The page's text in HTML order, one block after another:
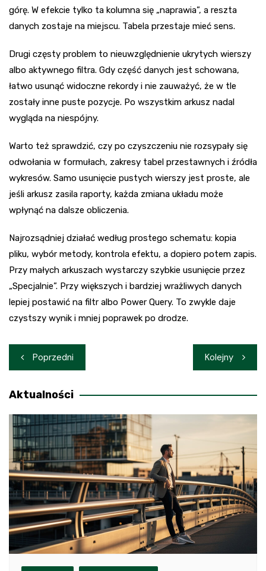
górę. W efekcie tylko ta kolumna się „naprawia”, a reszta
danych zostaje na miejscu. Tabela przestaje mieć sens.
Drugi częsty problem to nieuwzględnienie ukrytych wierszy
albo aktywnego filtra. Gdy część danych jest schowana,
łatwo usunąć widoczne rekordy i nie zauważyć, że w tle
zostały inne puste pozycje. Po wszystkim arkusz nadal
wygląda na niespójny.
Warto też sprawdzić, czy po czyszczeniu nie rozsypały się
odwołania w formułach, zakresy tabel przestawnych i źródła
wykresów. Samo usunięcie pustych wierszy jest proste, ale
jeśli arkusz zasila raporty, każda zmiana układu może
wpłynąć na dalsze obliczenia.
Najrozsądniej działać według prostego schematu: kopia
pliku, wybór metody, kontrola efektu, a dopiero potem zapis.
Przy małych arkuszach wystarczy szybkie usunięcie przez
„Specjalnie”. Przy większych i bardziej wrażliwych danych
lepiej postawić na filtr albo Power Query. To zwykle daje
czystszy wynik i mniej poprawek po drodze.
Nawigacja
wpisu
Poprzedni Kolejny
Aktualności